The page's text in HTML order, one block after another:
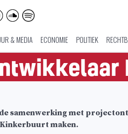
& MEDIA ECONOMIE POLITIEK
samenwerking met
maken.